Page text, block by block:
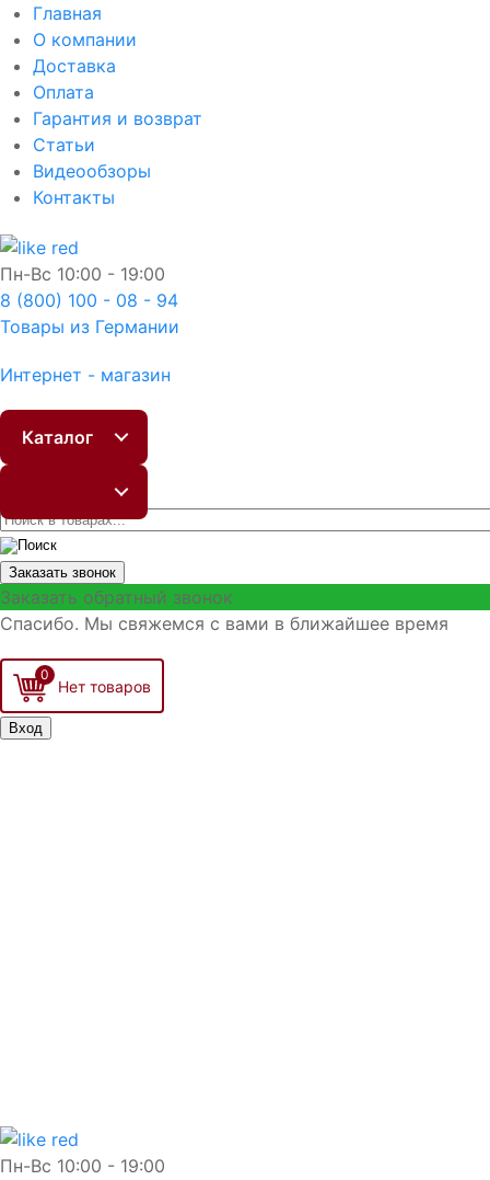
Главная
О компании
Доставка
Оплата
Гарантия и возврат
Статьи
Видеообзоры
Контакты
Пн-Вс 10:00 - 19:00
8 (800) 100 - 08 - 94
Товары из Германии
Интернет - магазин
Каталог
Заказать звонок
Заказать обратный звонок
Спасибо. Мы свяжемся с вами в ближайшее время
0
Вход
Пн-Вс 10:00 - 19:00